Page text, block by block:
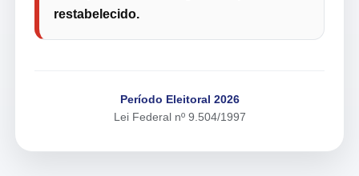
restabelecido.
Período Eleitoral 2026
Lei Federal nº 9.504/1997